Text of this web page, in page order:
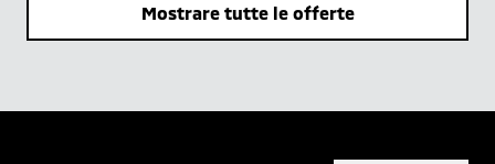
Mostrare tutte le offerte